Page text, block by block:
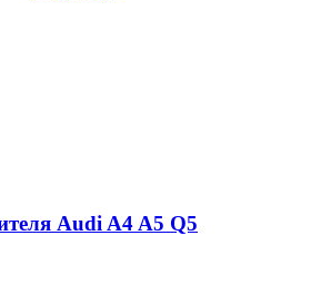
Audi A4 A5 Q5